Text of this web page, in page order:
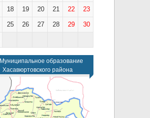
18 19 20 21 22 23
25 26 27 28 29 30
Муниципальное образование
Хасавюртовского района